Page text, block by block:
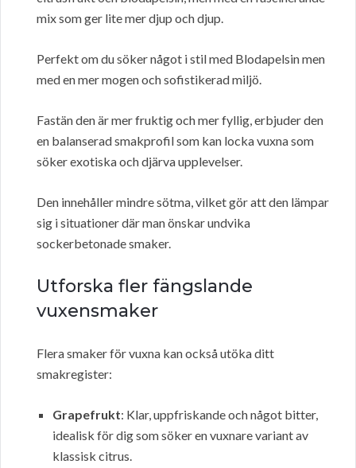
mix som ger lite mer djup och djup.
Perfekt om du söker något i stil med Blodapelsin men
med en mer mogen och sofistikerad miljö.
Fastän den är mer fruktig och mer fyllig, erbjuder den
en balanserad smakprofil som kan locka vuxna som
söker exotiska och djärva upplevelser.
Den innehåller mindre sötma, vilket gör att den lämpar
sig i situationer där man önskar undvika
sockerbetonade smaker.
Utforska fler fängslande
vuxensmaker
Flera smaker för vuxna kan också utöka ditt
smakregister:
Grapefrukt: Klar, uppfriskande och något bitter,
idealisk för dig som söker en vuxnare variant av
klassisk citrus.